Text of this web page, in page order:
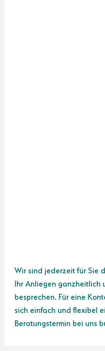
Wir sind jederzeit für Sie
Ihr Anliegen ganzheitlich
besprechen. Für eine
sich einfach und flexibel
Beratungstermin bei uns